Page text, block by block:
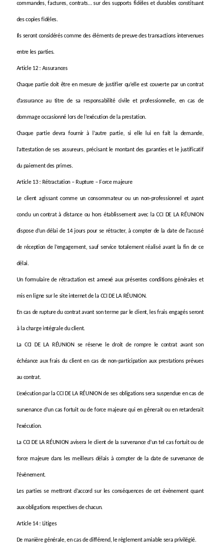
commandes, factures, contrats… sur des supports fidèles et durables constituant
des copies fidèles.
Ils seront considérés comme des éléments de preuve des transactions intervenues
entre les parties.
Article 12 : Assurances
Chaque partie doit être en mesure de justifier qu’elle est couverte par un contrat
d’assurance au titre de sa responsabilité civile et professionnelle, en cas de
dommage occasionné lors de l’exécution de la prestation.
Chaque partie devra fournir à l’autre partie, si elle lui en fait la demande,
l’attestation de ses assureurs, précisant le montant des garanties et le justificatif
du paiement des primes.
Article 13 : Rétractation – Rupture – Force majeure
Le client agissant comme un consommateur ou un non-professionnel et ayant
conclu un contrat à distance ou hors établissement avec la CCI DE LA RÉUNION
dispose d’un délai de 14 jours pour se rétracter, à compter de la date de l’accusé
de réception de l’engagement, sauf service totalement réalisé avant la fin de ce
délai.
Un formulaire de rétractation est annexé aux présentes conditions générales et
mis en ligne sur le site internet de la CCI DE LA RÉUNION.
En cas de rupture du contrat avant son terme par le client, les frais engagés seront
à la charge intégrale du client.
La CCI DE LA RÉUNION se réserve le droit de rompre le contrat avant son
échéance aux frais du client en cas de non-participation aux prestations prévues
au contrat.
L’exécution par la CCI DE LA RÉUNION de ses obligations sera suspendue en cas de
survenance d’un cas fortuit ou de force majeure qui en gênerait ou en retarderait
l’exécution.
La CCI DE LA RÉUNION avisera le client de la survenance d’un tel cas fortuit ou de
force majeure dans les meilleurs délais à compter de la date de survenance de
l’évènement.
Les parties se mettront d’accord sur les conséquences de cet évènement quant
aux obligations respectives de chacun.
Article 14 : Litiges
De manière générale, en cas de différend, le règlement amiable sera privilégié.